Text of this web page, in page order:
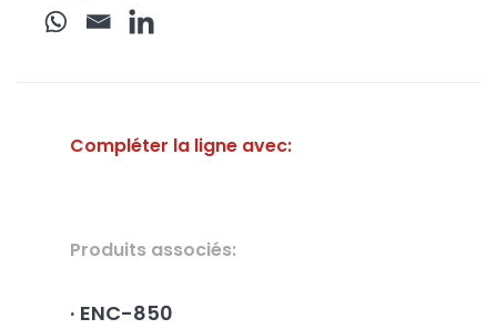
Compléter la ligne avec:
Produits associés:
ENC-850